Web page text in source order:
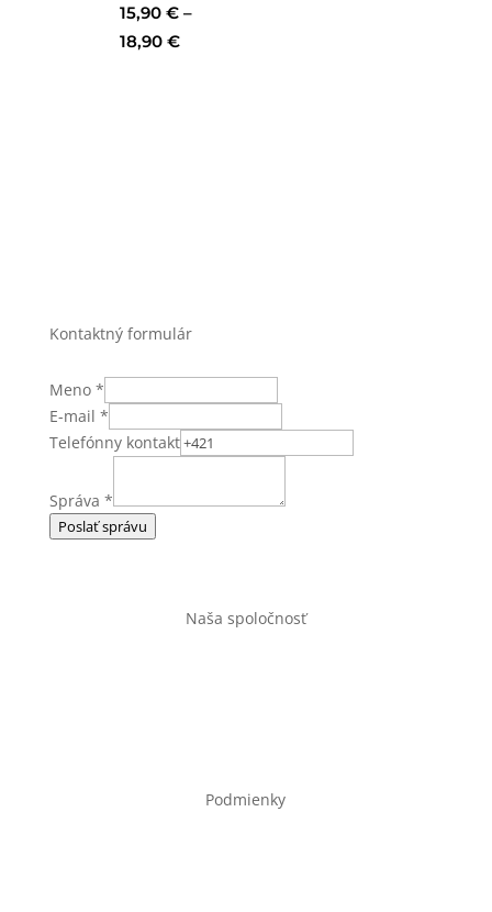
15,90 € –
18,90 €Price
Kontaktný formulár
Meno *
E-mail *
Telefónny kontakt
Správa *
Poslať správu
Naša spoločnosť
Podmienky